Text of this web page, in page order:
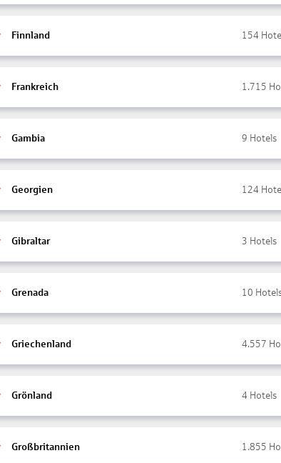
Finnland 154
Frankreich 1.715
Gambia 9 Hotels
Georgien 124
Gibraltar 3 Hotels
Grenada 10
Griechenland 4.557
Grönland 4 Hotels
Großbritannien 1.855